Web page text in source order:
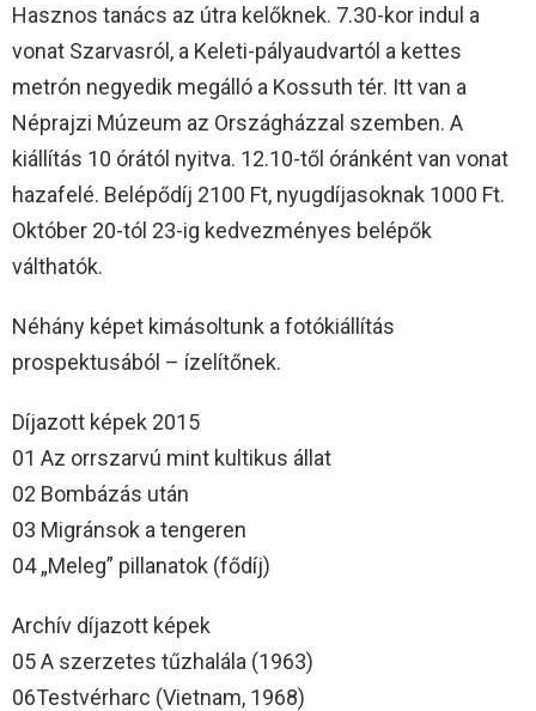
Hasznos tanács az útra kelőknek. 7.30-kor indul a
vonat Szarvasról, a Keleti-pályaudvartól a kettes
metrón negyedik megálló a Kossuth tér. Itt van a
Néprajzi Múzeum az Országházzal szemben. A
kiállítás 10 órától nyitva. 12.10-től óránként van vonat
hazafelé. Belépődíj 2100 Ft, nyugdíjasoknak 1000 Ft.
Október 20-tól 23-ig kedvezményes belépők
válthatók.
Néhány képet kimásoltunk a fotókiállítás
prospektusából – ízelítőnek.
Díjazott képek 2015
01 Az orrszarvú mint kultikus állat
02 Bombázás után
03 Migránsok a tengeren
04 „Meleg” pillanatok (fődíj)
Archív díjazott képek
05 A szerzetes tűzhalála (1963)
06Testvérharc (Vietnam, 1968)